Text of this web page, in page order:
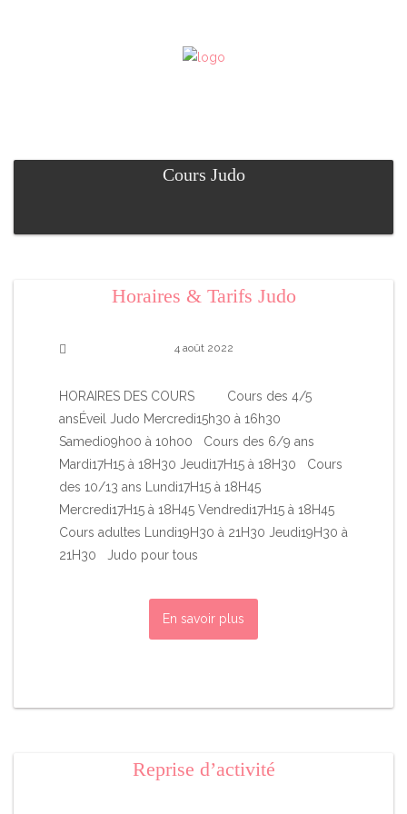
Cours Judo
Horaires & Tarifs Judo
4 août 2022
HORAIRES DES COURS Cours des 4/5
ansÉveil Judo Mercredi15h30 à 16h30
Samedi09h00 à 10h00 Cours des 6/9 ans
Mardi17H15 à 18H30 Jeudi17H15 à 18H30 Cours
des 10/13 ans Lundi17H15 à 18H45
Mercredi17H15 à 18H45 Vendredi17H15 à 18H45
Cours adultes Lundi19H30 à 21H30 Jeudi19H30 à
21H30 Judo pour tous
En savoir plus
Reprise d’activité